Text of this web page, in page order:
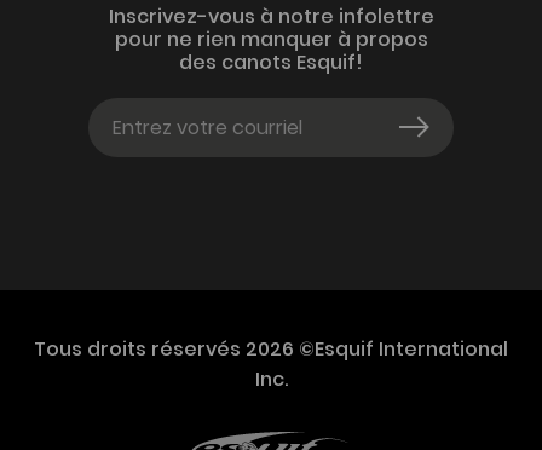
Inscrivez-vous à notre infolettre
pour ne rien manquer à propos
des canots Esquif!
Tous droits réservés 2026 ©Esquif International
Inc.